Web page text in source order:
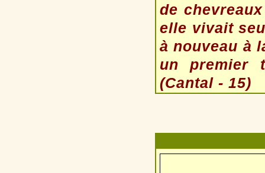
de
elle vivait
à nouveau à
un premier
(Cantal - 15)